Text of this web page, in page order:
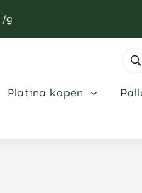
/g
Platina kopen